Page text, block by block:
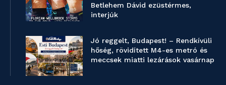
Betlehem Dávid ezüstérmes,
interjúk
Jó reggelt, Budapest! – Rendkívüli
hőség, rövidített M4-es metró és
meccsek miatti lezárások vasárnap